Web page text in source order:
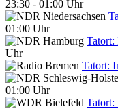
23:30 - 01:00 Uhr
01:00 Uhr
Tatort:
Uhr
Tatort:
01:00 Uhr
Tatort: